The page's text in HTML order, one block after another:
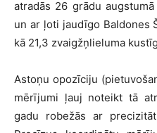
atradās 26 grādu
un ar ļoti jaudīgo Baldones
kā 21,3 zvaigžņlieluma
Astoņu opozīciju
mērījumi ļauj noteikt tā
gadu robežās ar